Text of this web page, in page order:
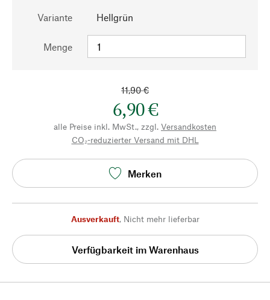
Variante Hellgrün
Menge
11,90 €
6,90 €
alle Preise inkl. MwSt., zzgl. Versandkosten
CO₂-reduzierter Versand mit DHL
Merken
Ausverkauft, Nicht mehr lieferbar
Verfügbarkeit im Warenhaus